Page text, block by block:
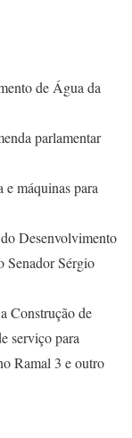
de Água da
parlamentar
máquinas para
Desenvolvimento
Senador Sérgio
Construção de
serviço para
Ramal 3 e outro